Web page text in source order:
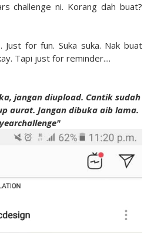
challenge ni. Korang dah buat?
Just for fun. Suka suka. Nak buat
Tapi just for reminder....
jangan diupload. Cantik sudah
aurat. Jangan dibuka aib lama.